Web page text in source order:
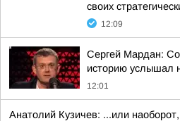
своих
12:09
Сергей Мардан:
историю услышал
12:01
Анатолий Кузичев: ...или